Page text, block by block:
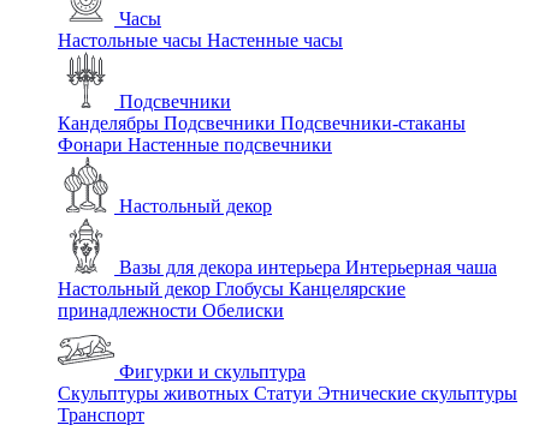
Часы
Настольные часы Настенные часы
Подсвечники
Канделябры Подсвечники Подсвечники-стаканы
Фонари Настенные подсвечники
Настольный декор
Вазы для декора интерьера Интерьерная чаша
Настольный декор Глобусы Канцелярские
принадлежности Обелиски
Фигурки и скульптура
Скульптуры животных Статуи Этнические скульптуры
Транспорт